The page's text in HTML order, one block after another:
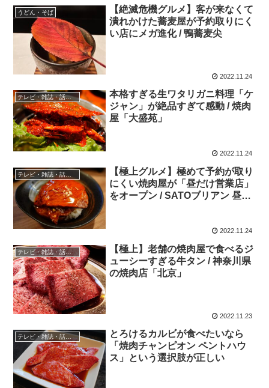
うどん・そば
【絶滅危機グルメ】客が来なくて
潰れかけた蕎麦屋が予約取りにく
い店にメガ進化 / 鴨蕎麦尖
2022.11.24
テレビ・雑誌・話題の店
本格すぎる生ワタリガニ料理「ケ
ジャン」が絶品すぎて感動 / 焼肉
屋「大盛苑」
2022.11.24
【極上グルメ】極めて予約が取り
にくい焼肉屋が「昼だけ営業店」
をオープン / SATOブリアン 昼ブ
2022.11.24
テレビ・雑誌・話題の店
【極上】老舗の焼肉屋で食べるジ
ューシーすぎる牛タン / 神奈川県
の焼肉店「北京」
2022.11.23
テレビ・雑誌・話題の店
とろけるカルビが食べたいなら
「焼肉チャンピオン ペントハウ
ス」という選択肢が正しい